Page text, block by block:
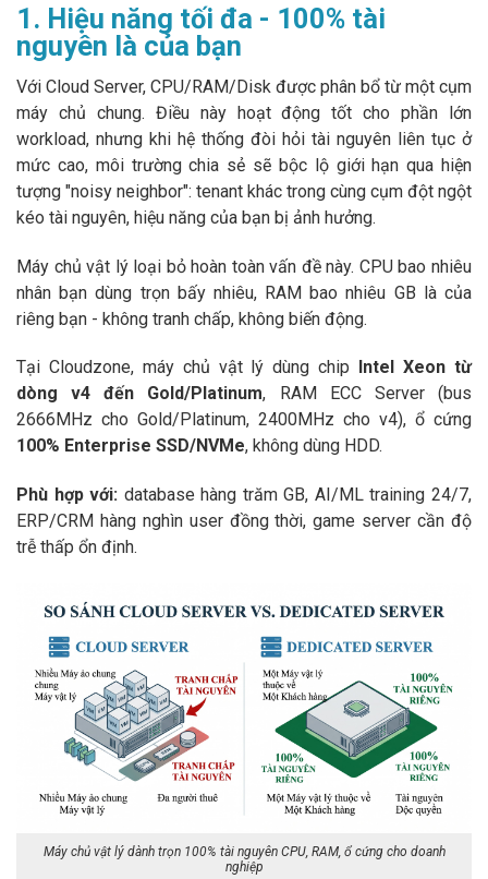
1. Hiệu năng tối đa - 100% tài
nguyên là của bạn
Với Cloud Server, CPU/RAM/Disk được phân bổ từ một cụm
máy chủ chung. Điều này hoạt động tốt cho phần lớn
workload, nhưng khi hệ thống đòi hỏi tài nguyên liên tục ở
mức cao, môi trường chia sẻ sẽ bộc lộ giới hạn qua hiện
tượng "noisy neighbor": tenant khác trong cùng cụm đột ngột
kéo tài nguyên, hiệu năng của bạn bị ảnh hưởng.
Máy chủ vật lý loại bỏ hoàn toàn vấn đề này. CPU bao nhiêu
nhân bạn dùng trọn bấy nhiêu, RAM bao nhiêu GB là của
riêng bạn - không tranh chấp, không biến động.
Tại Cloudzone, máy chủ vật lý dùng chip
Intel Xeon từ
dòng v4 đến Gold/Platinum, RAM ECC Server (bus
2666MHz cho Gold/Platinum, 2400MHz cho v4), ổ cứng
100% Enterprise SSD/NVMe, không dùng HDD.
Phù hợp với: database hàng trăm GB, AI/ML training 24/7,
ERP/CRM hàng nghìn user đồng thời, game server cần độ
trễ thấp ổn định.
Máy chủ vật lý dành trọn 100% tài nguyên CPU, RAM, ổ cứng cho doanh
nghiệp